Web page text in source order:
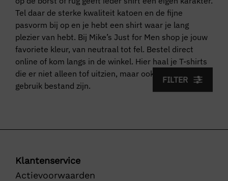
FILTER
Tel daar de sterke kwaliteit katoen en de fijne
pasvorm bij op en je hebt een shirt waar je lang
plezier van hebt. Bij Mike’s Just for Men shop je jouw
favoriete kleur, van neutraal tot fel. Bestel direct
online of kom langs in de winkel. Hier haal je T-shirts
die er niet alleen tof uitzien, maar ook tegen dagelijks
gebruik bestand zijn.
Klantenservice
Actievoorwaarden